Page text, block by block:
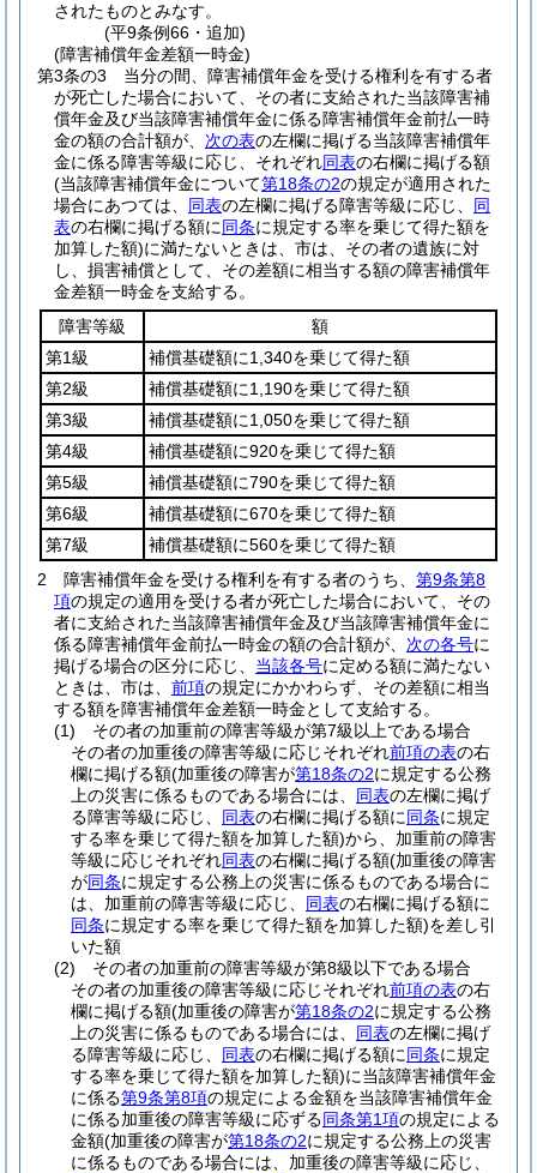
されたものとみなす。
(平9条例66・追加)
(障害補償年金差額一時金)
第3条の3
当分の間、障害補償年金を受ける権利を有する者
が死亡した場合において、その者に支給された当該障害補
償年金及び当該障害補償年金に係る障害補償年金前払一時
金の額の合計額が、 次の表の左欄に掲げる当該障害補償年
金に係る障害等級に応じ、それぞれ同表の右欄に掲げる額
(当該障害補償年金について第18条の2の規定が適用された
場合にあつては、 同表の左欄に掲げる障害等級に応じ、 同
表の右欄に掲げる額に同条に規定する率を乗じて得た額を
加算した額)に満たないときは、市は、その者の遺族に対
し、損害補償として、その差額に相当する額の障害補償年
金差額一時金を支給する。
障害等級
額
第1級
補償基礎額に1,340を乗じて得た額
第2級
補償基礎額に1,190を乗じて得た額
第3級
補償基礎額に1,050を乗じて得た額
第4級
補償基礎額に920を乗じて得た額
第5級
補償基礎額に790を乗じて得た額
第6級
補償基礎額に670を乗じて得た額
第7級
補償基礎額に560を乗じて得た額
2
障害補償年金を受ける権利を有する者のうち、 第9条第8
項の規定の適用を受ける者が死亡した場合において、その
者に支給された当該障害補償年金及び当該障害補償年金に
係る障害補償年金前払一時金の額の合計額が、 次の各号に
掲げる場合の区分に応じ、 当該各号に定める額に満たない
ときは、市は、 前項の規定にかかわらず、その差額に相当
する額を障害補償年金差額一時金として支給する。
(1)
その者の加重前の障害等級が第7級以上である場合
その者の加重後の障害等級に応じそれぞれ前項の表の右
欄に掲げる額(加重後の障害が第18条の2に規定する公務
上の災害に係るものである場合には、 同表の左欄に掲げ
る障害等級に応じ、 同表の右欄に掲げる額に同条に規定
する率を乗じて得た額を加算した額)から、加重前の障害
等級に応じそれぞれ同表の右欄に掲げる額(加重後の障害
が同条に規定する公務上の災害に係るものである場合に
は、加重前の障害等級に応じ、 同表の右欄に掲げる額に
同条に規定する率を乗じて得た額を加算した額)を差し引
いた額
(2)
その者の加重前の障害等級が第8級以下である場合
その者の加重後の障害等級に応じそれぞれ前項の表の右
欄に掲げる額(加重後の障害が第18条の2に規定する公務
上の災害に係るものである場合には、 同表の左欄に掲げ
る障害等級に応じ、 同表の右欄に掲げる額に同条に規定
する率を乗じて得た額を加算した額)に当該障害補償年金
に係る第9条第8項の規定による金額を当該障害補償年金
に係る加重後の障害等級に応ずる同条第1項の規定による
金額(加重後の障害が第18条の2に規定する公務上の災害
に係るものである場合には、加重後の障害等級に応じ、